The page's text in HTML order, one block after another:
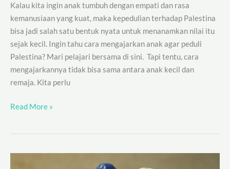
Kalau kita ingin anak tumbuh dengan empati dan rasa
kemanusiaan yang kuat, maka kepedulian terhadap Palestina
bisa jadi salah satu bentuk nyata untuk menanamkan nilai itu
sejak kecil. Ingin tahu cara mengajarkan anak agar peduli
Palestina? Mari pelajari bersama di sini. Tapi tentu, cara
mengajarkannya tidak bisa sama antara anak kecil dan
remaja. Kita perlu
Read More »